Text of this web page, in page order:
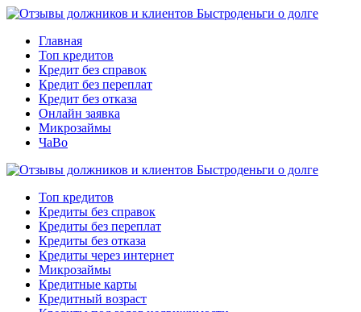
Главная
Топ кредитов
Кредит без справок
Кредит без переплат
Кредит без отказа
Онлайн заявка
Микрозаймы
ЧаВо
Топ кредитов
Кредиты без справок
Кредиты без переплат
Кредиты без отказа
Кредиты через интернет
Микрозаймы
Кредитные карты
Кредитный возраст